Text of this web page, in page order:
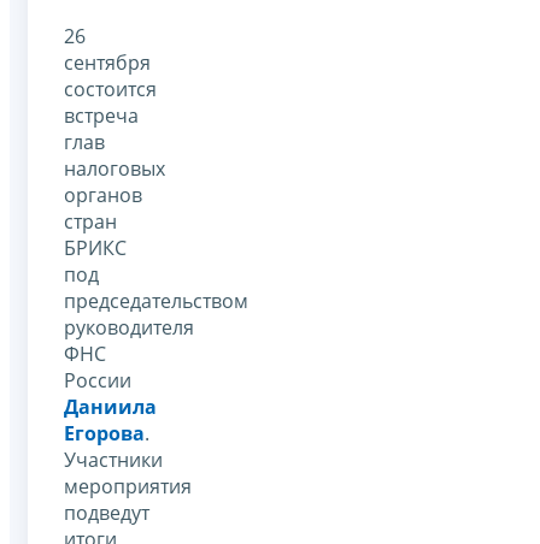
26
сентября
состоится
встреча
глав
налоговых
органов
стран
БРИКС
под
председательством
руководителя
ФНС
России
Даниила
Егорова.
Участники
мероприятия
подведут
итоги